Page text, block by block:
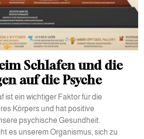
Schlafen und die
auf die Psyche
ist ein wichtiger Faktor für die
Körpers und hat positive
psychische Gesundheit.
es unserem Organismus, sich zu